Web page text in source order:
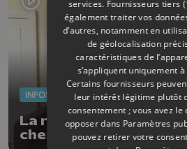
INFOS
La recherche de
chez les étudiants
services. Fournisseurs tiers
également traiter vos
d’autres, notamment en
de géolocalisation
caractéristiques de
s’appliquent uniquement
Certains fournisseurs
leur intérêt légitime plutôt
consentement ; vous avez le
opposer dans Paramètres
pouvez retirer votre